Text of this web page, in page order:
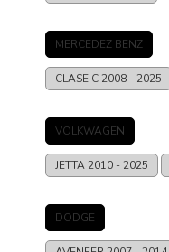
MERCEDEZ BENZ
CLASE C 2008 - 2025
VOLKWAGEN
JETTA 2010 - 2025
DODGE